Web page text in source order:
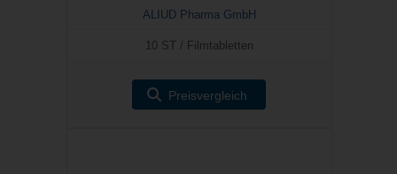
ALIUD Pharma GmbH
10 ST / Filmtabletten
Preisvergleich